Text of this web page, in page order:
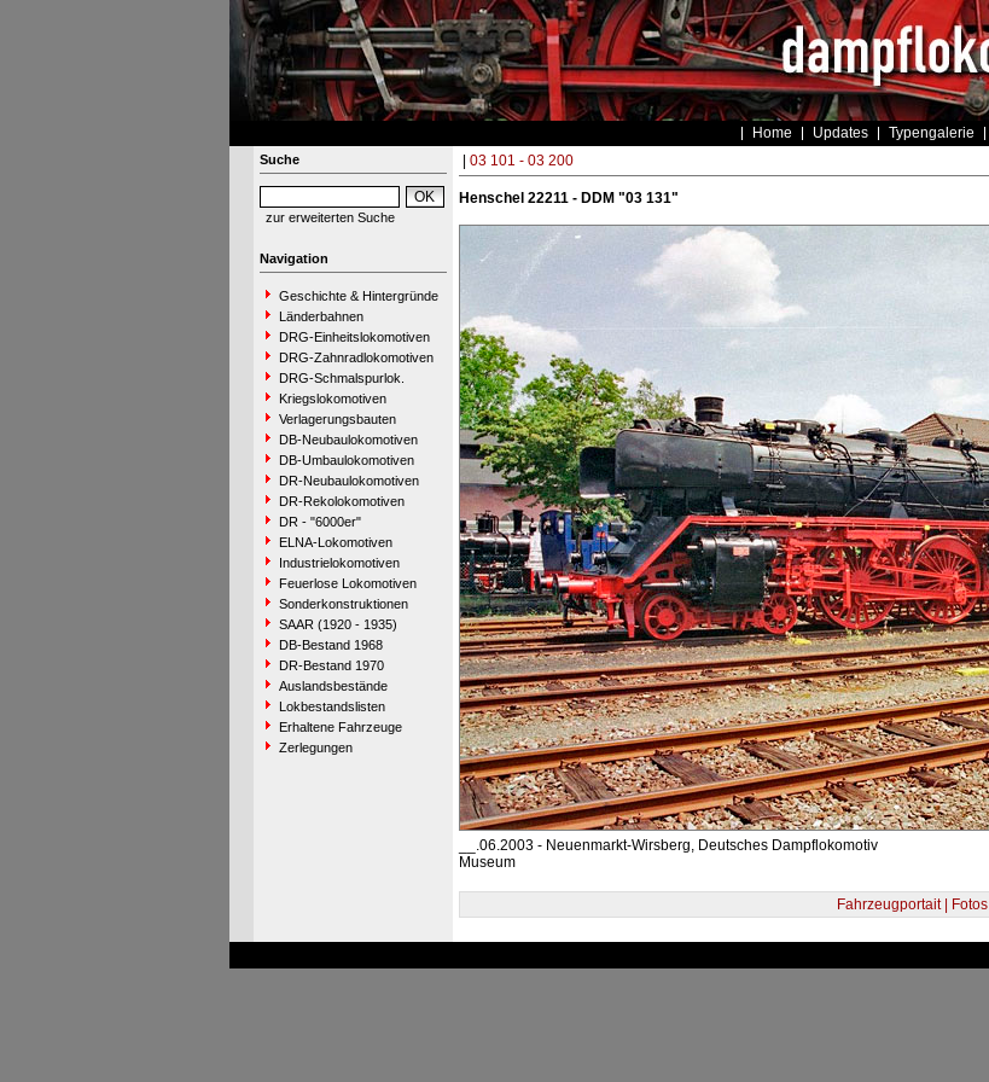
Home Updates Typengalerie
Suche
zur erweiterten Suche
Navigation
Geschichte & Hintergründe
Länderbahnen
DRG-Einheitslokomotiven
DRG-Zahnradlokomotiven
DRG-Schmalspurlok.
Kriegslokomotiven
Verlagerungsbauten
DB-Neubaulokomotiven
DB-Umbaulokomotiven
DR-Neubaulokomotiven
DR-Rekolokomotiven
DR - "6000er"
ELNA-Lokomotiven
Industrielokomotiven
Feuerlose Lokomotiven
Sonderkonstruktionen
SAAR (1920 - 1935)
DB-Bestand 1968
DR-Bestand 1970
Auslandsbestände
Lokbestandslisten
Erhaltene Fahrzeuge
Zerlegungen
03 101 - 03 200
Henschel 22211 - DDM "03 131"
__.06.2003 - Neuenmarkt-Wirsberg, Deutsches Dampflokomotiv
Museum
Fahrzeugportait | Fotos